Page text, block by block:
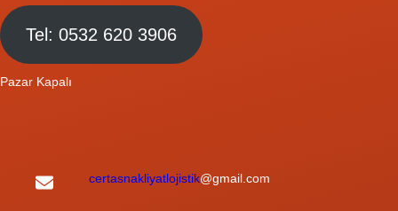
Tel: 0532 620 3906
Pazar Kapalı
certasnakliyatlojistik@gmail.com